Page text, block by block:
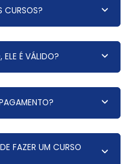
CURSOS?
É VÁLIDO?
FAZER UM CURSO